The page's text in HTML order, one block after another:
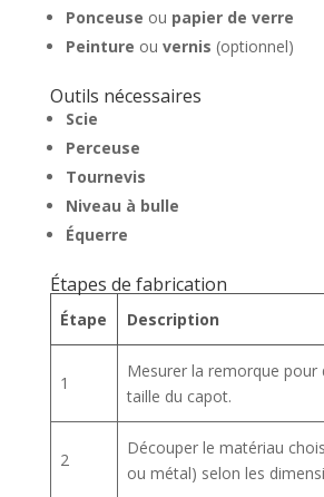
Ponceuse ou papier de verre
Peinture ou vernis (optionnel)
Outils nécessaires
Scie
Perceuse
Tournevis
Niveau à bulle
Équerre
Étapes de fabrication
Étape Description
1
Mesurer la remorque pour
taille du capot.
2
Découper le matériau
ou métal) selon les